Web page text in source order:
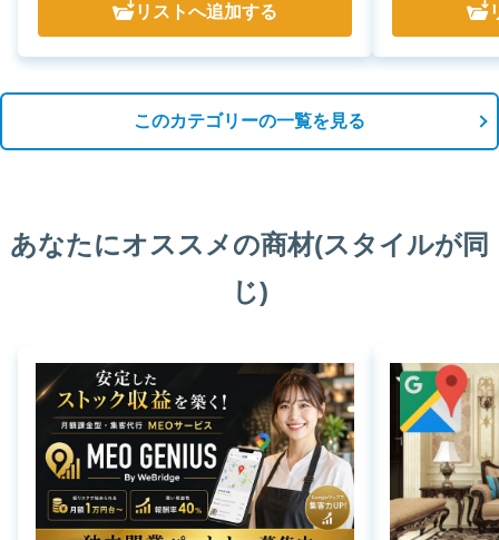
リストへ追加する
このカテゴリーの一覧を見る
あなたにオススメの商材(スタイルが同
じ)